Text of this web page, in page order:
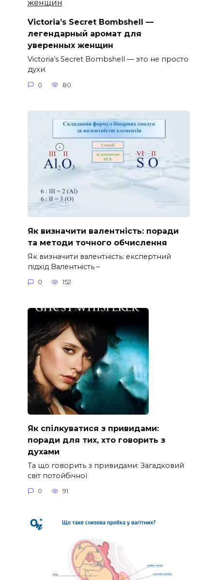
Victoria’s Secret Bombshell —
легендарный аромат для
уверенных женщин
Victoria’s Secret Bombshell — это не просто
духи.
0 80
Як визначити валентність: поради
та методи точного обчислення
Як визначити валентність: експертний
підхід Валентність –
0 152
Як спілкуватися з привидами:
поради для тих, хто говорить з
духами
Та що говорить з привидами: Загадковий
світ потойбічної
0 91